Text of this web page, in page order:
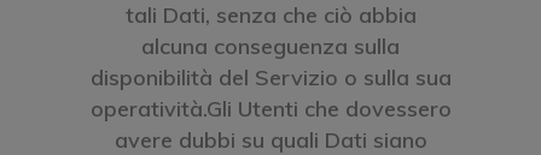
tali Dati, senza che ciò abbia
alcuna conseguenza sulla
disponibilità del Servizio o sulla sua
operatività.Gli Utenti che dovessero
avere dubbi su quali Dati siano